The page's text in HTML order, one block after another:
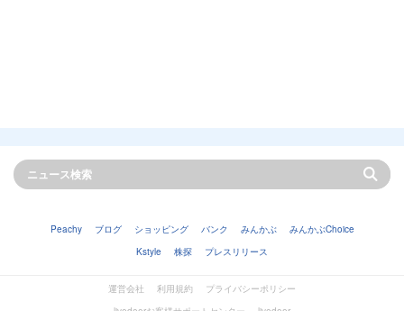
Peachy ブログ ショッピング バンク みんかぶ
みんかぶChoice
Kstyle
株探 プレスリリース
運営会社 利用規約
プライバシーポリシー